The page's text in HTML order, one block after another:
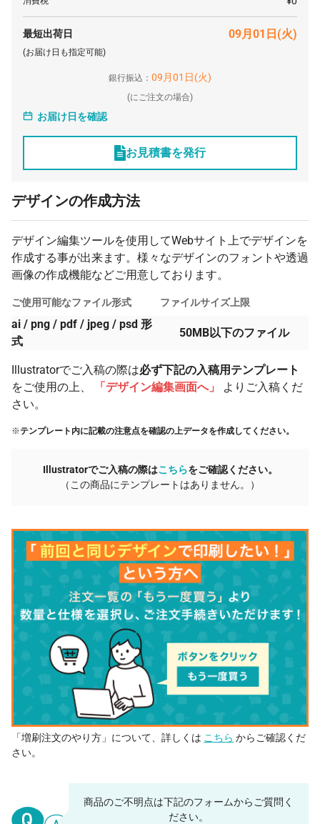
900 枚
¥40,622
¥40,600
3000 枚
¥40,594
最短出荷日 09月01日(火)
(お届け日も指定可能)
銀行振込： 09月01日(火)
(にご注文の場合)
お届け日を確認
お見積書を発行
デザインの作成方法
デザイン編集ツールを使用してWebサイト上でデザインを
作成する事が出来ます。様々なデザインのフォントや透過
画像の作成機能などご用意しております。
ご使用可能なファイル形式
ai / png / pdf / jpeg / psd 形
式
ファイルサイズ上限
50MB以下のファイル
Illustratorでご入稿の際は必ず下記の入稿用テンプレート
をご使用の上、
「デザイン編集画面へ」
よりご入稿くだ
さい。
※テンプレート内に記載の注意点を確認の上データを作成してください。
Illustratorでご入稿の際はこちらをご確認ください。
（この商品にテンプレートはありません。）
「増刷注文のやり方」について、詳しくは こちら からご確認くだ
さい。
商品のご不明点は下記のフォームからご質問く
ださい。